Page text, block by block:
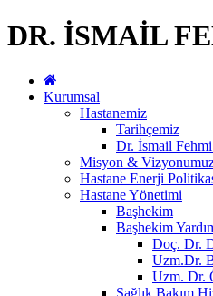
DR. İSMAİL
Kurumsal
Hastanemiz
Tarihçemiz
Dr. İsmail
Misyon &
Hastane Enerji
Hastane Yönetimi
Başhekim
Başhekim
Doç. Dr.
Uzm.Dr.
Uzm. Dr.
Sağlık Bakım